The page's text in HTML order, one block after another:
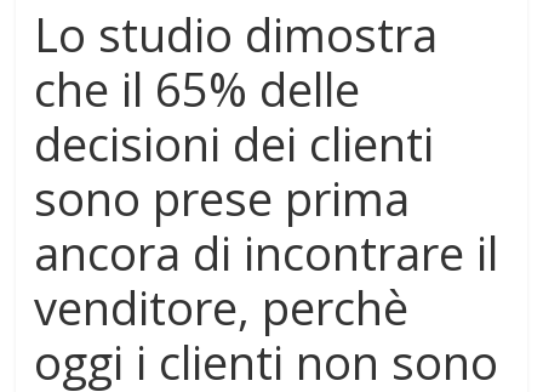
Lo studio dimostra
che il 65% delle
decisioni dei clienti
sono prese prima
ancora di incontrare il
venditore, perchè
oggi i clienti non sono